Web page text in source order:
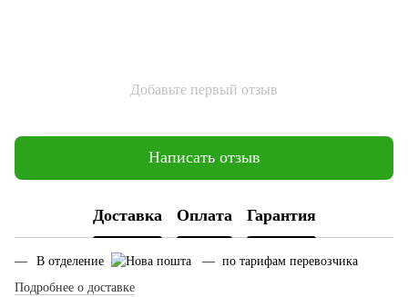
Добавьте первый отзыв
Написать отзыв
Доставка Оплата Гарантия
В отделение
— по тарифам перевозчика
Подробнее о доставке